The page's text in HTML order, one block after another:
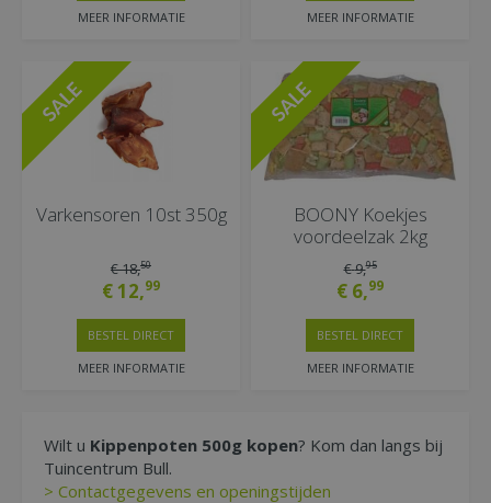
MEER INFORMATIE MEER INFORMATIE
Varkensoren 10st 350g
€18,50
€12,99
MEER INFORMATIE
BESTEL DIRECT
BOONY Koekjes
voordeelzak 2kg
€9,95
€ 6,99
MEER INFORMATIE
BESTEL DIRECT
Wilt u Kippenpoten 500g kopen? Kom dan langs bij
Tuincentrum Bull.
> Contactgegevens en openingstijden